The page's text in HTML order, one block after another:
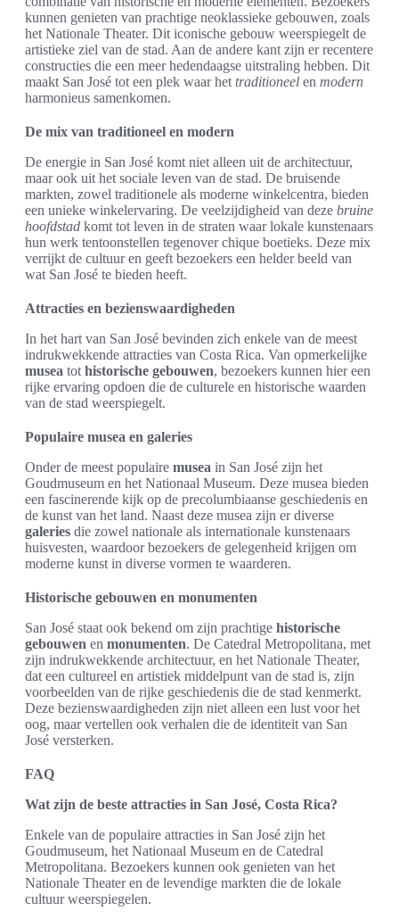
kunnen genieten van prachtige neoklassieke gebouwen, zoals
het Nationale Theater. Dit iconische gebouw weerspiegelt de
artistieke ziel van de stad. Aan de andere kant zijn er recentere
constructies die een meer hedendaagse uitstraling hebben. Dit
maakt San José tot een plek waar het traditioneel en modern
harmonieus samenkomen.
De mix van traditioneel en modern
De energie in San José komt niet alleen uit de architectuur,
maar ook uit het sociale leven van de stad. De bruisende
markten, zowel traditionele als moderne winkelcentra, bieden
een unieke winkelervaring. De veelzijdigheid van deze bruine
hoofdstad komt tot leven in de straten waar lokale kunstenaars
hun werk tentoonstellen tegenover chique boetieks. Deze mix
verrijkt de cultuur en geeft bezoekers een helder beeld van
wat San José te bieden heeft.
Attracties en bezienswaardigheden
In het hart van San José bevinden zich enkele van de meest
indrukwekkende attracties van Costa Rica. Van opmerkelijke
musea tot historische gebouwen, bezoekers kunnen hier een
rijke ervaring opdoen die de culturele en historische waarden
van de stad weerspiegelt.
Populaire musea en galeries
Onder de meest populaire musea in San José zijn het
Goudmuseum en het Nationaal Museum. Deze musea bieden
een fascinerende kijk op de precolumbiaanse geschiedenis en
de kunst van het land. Naast deze musea zijn er diverse
galeries die zowel nationale als internationale kunstenaars
huisvesten, waardoor bezoekers de gelegenheid krijgen om
moderne kunst in diverse vormen te waarderen.
Historische gebouwen en monumenten
San José staat ook bekend om zijn prachtige historische
gebouwen en monumenten. De Catedral Metropolitana, met
zijn indrukwekkende architectuur, en het Nationale Theater,
dat een cultureel en artistiek middelpunt van de stad is, zijn
voorbeelden van de rijke geschiedenis die de stad kenmerkt.
Deze bezienswaardigheden zijn niet alleen een lust voor het
oog, maar vertellen ook verhalen die de identiteit van San
José versterken.
FAQ
Wat zijn de beste attracties in San José, Costa Rica?
Enkele van de populaire attracties in San José zijn het
Goudmuseum, het Nationaal Museum en de Catedral
Metropolitana. Bezoekers kunnen ook genieten van het
Nationale Theater en de levendige markten die de lokale
cultuur weerspiegelen.